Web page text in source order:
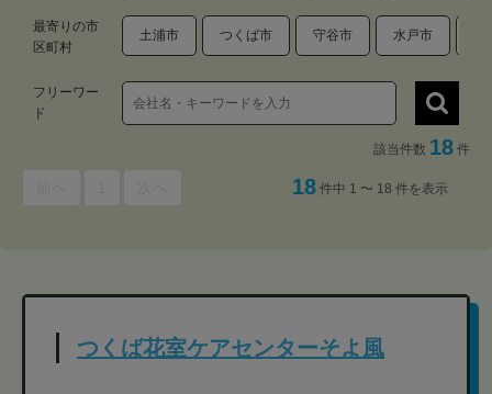
最寄りの市
区町村
土浦市 つくば市 守谷市 水戸市
フリーワー
ド
該当件数 18 件
18 件中 1 〜 18 件を表示
つくば花室ケアセンターそよ風